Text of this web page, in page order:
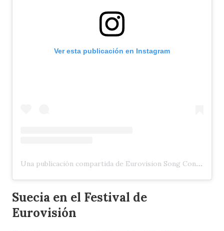
Ver esta publicación en Instagram
Una publicación compartida de Eurovision Song Contest (@eurovision)
Suecia en el Festival de
Eurovisión